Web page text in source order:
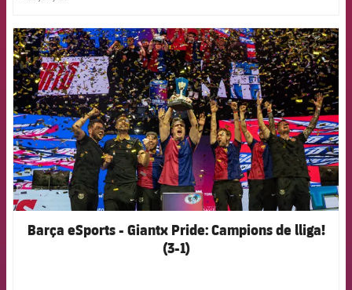
FCB Barcelona badge
Barça eSports - Giantx Pride: Campions de lliga!
(3-1)